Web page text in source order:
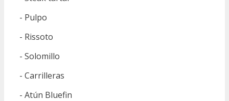
- Pulpo
- Rissoto
- Solomillo
- Carrilleras
- Atún Bluefin